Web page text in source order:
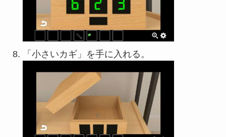
「小さいカギ」を手に入れる。